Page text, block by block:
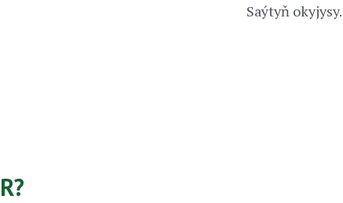
Saýtyň okyjysy.